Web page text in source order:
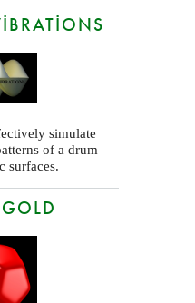
simulate
of a drum
surfaces.